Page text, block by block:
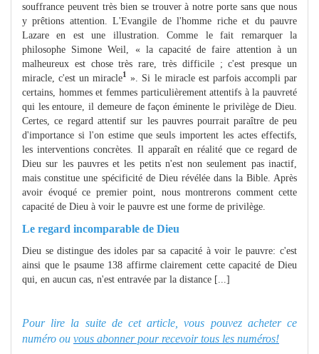
souffrance peuvent très bien se trouver à notre porte sans que nous
y prêtions attention. L'Evangile de l'homme riche et du pauvre
Lazare en est une illustration. Comme le fait remarquer la
philosophe Simone Weil, « la capacité de faire attention à un
malheureux est chose très rare, très difficile ; c'est presque un
miracle, c'est un miracle1 ». Si le miracle est parfois accompli par
certains, hommes et femmes particulièrement attentifs à la pauvreté
qui les entoure, il demeure de façon éminente le privilège de Dieu.
Certes, ce regard attentif sur les pauvres pourrait paraître de peu
d'importance si l'on estime que seuls importent les actes effectifs,
les interventions concrètes. Il apparaît en réalité que ce regard de
Dieu sur les pauvres et les petits n'est non seulement pas inactif,
mais constitue une spécificité de Dieu révélée dans la Bible. Après
avoir évoqué ce premier point, nous montrerons comment cette
capacité de Dieu à voir le pauvre est une forme de privilège.
Le regard incomparable de Dieu
Dieu se distingue des idoles par sa capacité à voir le pauvre: c'est
ainsi que le psaume 138 affirme clairement cette capacité de Dieu
qui, en aucun cas, n'est entravée par la distance [...]
Pour lire la suite de cet article, vous pouvez acheter ce
numéro ou vous abonner pour recevoir tous les numéros!